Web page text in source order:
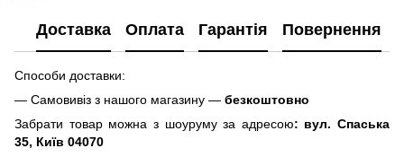
Доставка Оплата Гарантія Повернення
Способи доставки:
— Самовивіз з нашого магазину — безкоштовно
Забрати товар можна з шоуруму за адресою: вул. Спаська
35, Київ 04070